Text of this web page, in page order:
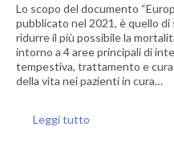
Lo scopo del documento
pubblicato nel 2021, è quello
ridurre il più possibile la
intorno a 4 aree principali di
tempestiva, trattamento e
della vita nei pazienti in cura…
Leggi tutto